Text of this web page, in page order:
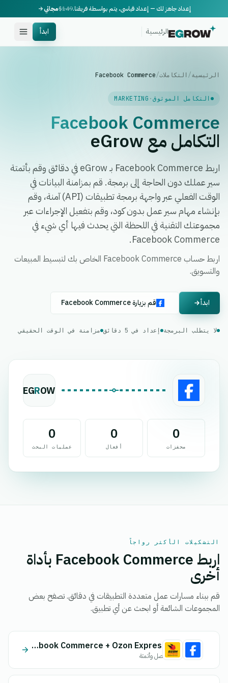
إعداد جاهز لك — إعداد قياسي، يتم بواسطة فريقنا.$149مجاني
الرئيسية ابدأ
الرئيسية/ التكاملات/
Facebook Commerce
التكامل الموثوق·
MARKETING
Facebook Commerce
التكامل مع eGrow
اربط Facebook Commerce بـ eGrow في دقائق وقم بأتمتة
سير عملك دون الحاجة إلى برمجة. قم بمزامنة البيانات في
الوقت الفعلي عبر واجهة برمجة تطبيقات (API) آمنة، وقم
بإنشاء مهام سير عمل بدون كود، وقم بتفعيل الإجراءات عبر
مجموعتك التقنية في اللحظة التي يحدث فيها أي شيء في
Facebook Commerce.
اربط حساب Facebook Commerce الخاص بك لتبسيط المبيعات
والتسويق.
ابدأ قم بزيارة Facebook Commerce
لا يتطلب البرمجة إعداد في 5 دقائق مزامنة في الوقت الحقيقي
EGROW
0
محفزات
0
أفعال
0
عمليات البحث
التشكيلات الأكثر رواجاً
اربط Facebook Commerce بأداة
أخرى
قم ببناء مسارات عمل متعددة التطبيقات في دقائق. تصفح بعض
المجموعات الشائعة أو ابحث عن أي تطبيق.
Facebook Commerce + Ozon Express
اتصل وأتمتة